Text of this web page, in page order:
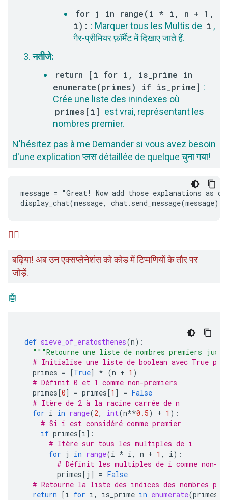
for j in range(i * i, n + 1,
i): : Marquer tous les Multis de i ,
गैर-प्रीमियर फ़ॉर्मैट में दिखाए जाते हैं.
नतीजे:
return [i for i, is_prime in
enumerate(primes) if is_prime] :
Crée une liste des inindexes où
primes[i] est vrai, représentant les
nombres premier.
N'hésitez pas à me Demander si vous avez besoin
d'une explication प्लस détaillée de quelque चुना गया!
message = "Great! Now add those explanations as
🙋‍♂️
बढ़िया! अब उन एक्सप्लेनेशंस को कोड में टिप्पणियों के तौर पर
जोड़ें.
🤖
def sieve_of_eratosthenes(n):
"""Retourne une liste de nombres premiers
# Initialise une liste de boolean avec True
primes = [True] * (n + 1 )
# Définit 0 et 1 comme non-premiers
primes[0] = primes[1 ] = False
# Itère de 2 à la racine carrée de n
for i in range(2, int(n**0.5) + 1 ):
# Si i est considéré comme premier
if primes[i]:
# Itère sur tous les multiples de i
for j in range(i * i, n + 1 , i):
# Définit les multiples de i comme non-
primes[ j ] = False
# Retourne la liste des indices des nombres
return [i for i, is_prime in enumerate(primes